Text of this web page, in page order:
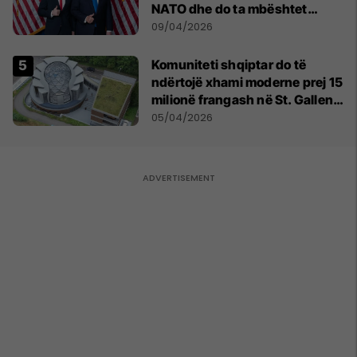
NATO dhe do ta mbështet
Izraelin në një luftë të
09/04/2026
Komuniteti shqiptar do të
ndërtojë xhami moderne prej 15
milionë frangash në St. Gallen
të Zvicrës
05/04/2026